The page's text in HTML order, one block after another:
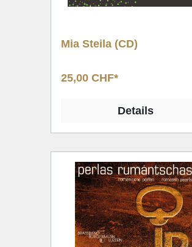
Mia Steila (CD)
25,00 CHF*
Details